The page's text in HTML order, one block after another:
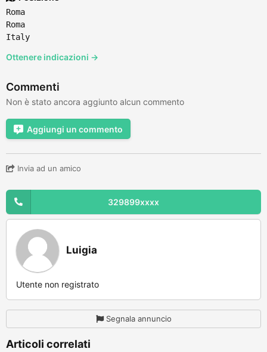
Roma
Roma
Italy
Ottenere indicazioni →
Commenti
Non è stato ancora aggiunto alcun commento
Aggiungi un commento
Invia ad un amico
329899xxxx
Luigia
Utente non registrato
Segnala annuncio
Articoli correlati